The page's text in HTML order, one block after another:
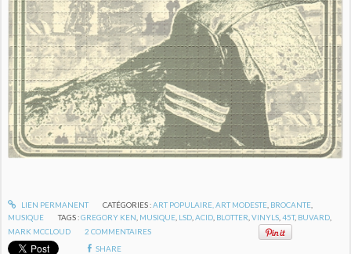
LIEN PERMANENT CATÉGORIES :ART POPULAIRE, ART MODESTE, BROCANTE,
MUSIQUE
TAGS :GREGORY KEN, MUSIQUE, LSD,ACID, BLOTTER,VINYLS,45T, BUVARD,
MARK MCCLOUD
2 COMMENTAIRES
SHARE